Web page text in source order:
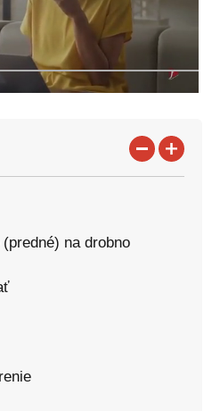
na drobno